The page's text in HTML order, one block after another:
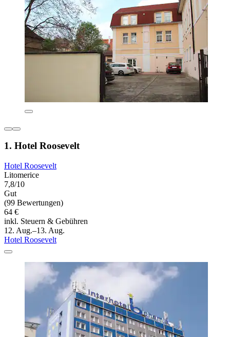
1. Hotel Roosevelt
Hotel Roosevelt
Litomerice
7,8/10
Gut
(99 Bewertungen)
64 €
inkl. Steuern & Gebühren
12. Aug.–13. Aug.
Hotel Roosevelt